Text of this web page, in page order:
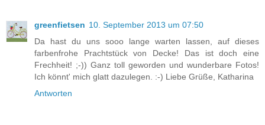
greenfietsen 10. September 2013 um 07:50
Da hast du uns sooo lange warten lassen, auf dieses
farbenfrohe Prachtstück von Decke! Das ist doch eine
Frechheit! ;-)) Ganz toll geworden und wunderbare Fotos!
Ich könnt' mich glatt dazulegen. :-) Liebe Grüße, Katharina
Antworten